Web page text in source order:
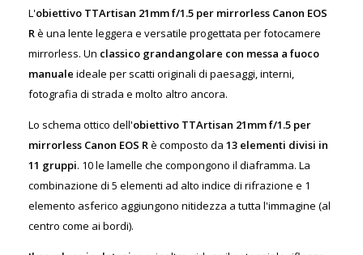
L'obiettivo TTArtisan 21mm f/1.5 per mirrorless Canon EOS
Rè una lente leggera e versatile progettata per fotocamere
mirrorless. Un classico grandangolare con messa a fuoco
manuale ideale per scatti originali di paesaggi, interni,
fotografia di strada e molto altro ancora.
Lo schema ottico dell'obiettivo TTArtisan 21mm f/1.5 per
mirrorless Canon EOS Rè composto da 13 elementi divisi in
11 gruppi. 10 le lamelle che compongono il diaframma. La
combinazione di 5 elementi ad alto indice di rifrazione e 1
elemento asferico aggiungono nitidezza a tutta l'immagine (al
centro come ai bordi).